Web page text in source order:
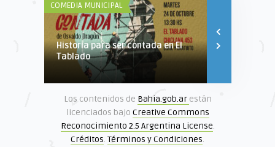
COMEDIA MUNICIPAL
Historia para ser contada en El
Tablado
Los contenidos de Bahia.gob.ar están
licenciados bajo Creative Commons
Reconocimiento 2.5 Argentina License.
Créditos. Términos y Condiciones.